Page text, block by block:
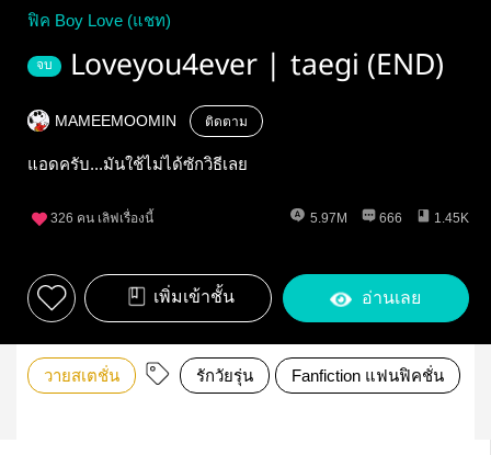
ฟิค Boy Love (แชท)
จบ Loveyou4ever | taegi (END)
MAMEEMOOMIN ติดตาม
แอดครับ...มันใช้ไม่ได้ซักวิธีเลย
326 คน เลิฟเรื่องนี้ 5.97M 666 1.45K
เพิ่มเข้าชั้น อ่านเลย
วายสเตชั่น รักวัยรุ่น Fanfiction แฟนฟิคชั่น